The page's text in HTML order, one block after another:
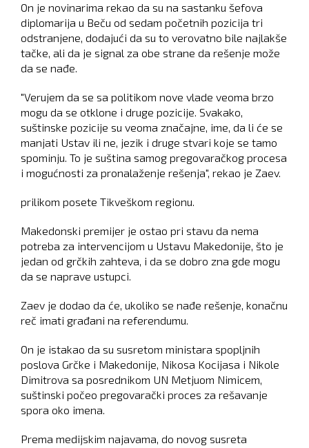
On je novinarima rekao da su na sastanku šefova
diplomarija u Beču od sedam početnih pozicija tri
odstranjene, dodajući da su to verovatno bile najlakše
tačke, ali da je signal za obe strane da rešenje može
da se nađe.
"Verujem da se sa politikom nove vlade veoma brzo
mogu da se otklone i druge pozicije. Svakako,
suštinske pozicije su veoma značajne, ime, da li će se
manjati Ustav ili ne, jezik i druge stvari koje se tamo
spominju. To je suština samog pregovaračkog procesa
i mogućnosti za pronalaženje rešenja", rekao je Zaev.
prilikom posete Tikveškom regionu.
Makedonski premijer je ostao pri stavu da nema
potreba za intervencijom u Ustavu Makedonije, što je
jedan od grčkih zahteva, i da se dobro zna gde mogu
da se naprave ustupci.
Zaev je dodao da će, ukoliko se nađe rešenje, konačnu
reč imati građani na referendumu.
On je istakao da su susretom ministara spopljnih
poslova Grčke i Makedonije, Nikosa Kocijasa i Nikole
Dimitrova sa posrednikom UN Metjuom Nimicem,
suštinski počeo pregovarački proces za rešavanje
spora oko imena.
Prema medijskim najavama, do novog susreta